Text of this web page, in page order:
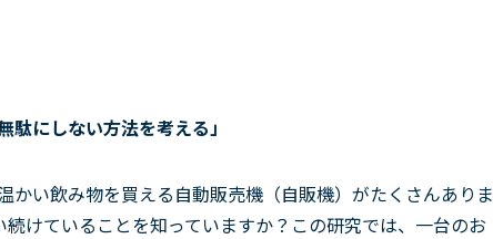
駄にしない方法を考える」
い飲み物を買える自動販売機（自販機）がたくさんありま
けていることを知っていますか？この研究では、一台のお